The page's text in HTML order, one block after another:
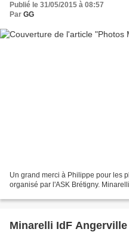
Publié le 31/05/2015 à 08:57
Par GG
Un grand merci à Philippe pour les
organisé par l'ASK Brétigny.
Minarelli IdF Angerville